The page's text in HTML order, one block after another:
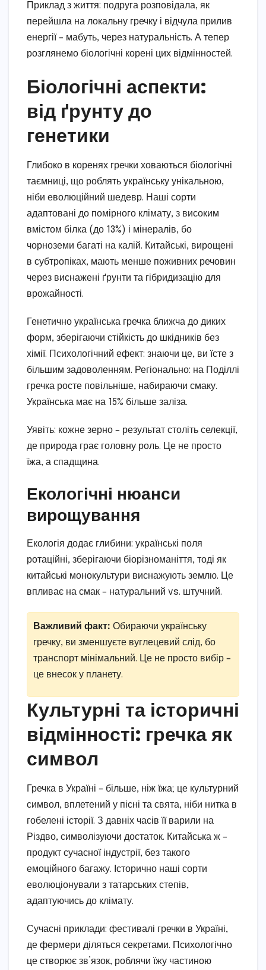
Приклад з життя: подруга розповідала, як
перейшла на локальну гречку і відчула прилив
енергії – мабуть, через натуральність. А тепер
розглянемо біологічні корені цих відмінностей.
Біологічні аспекти:
від ґрунту до
генетики
Глибоко в коренях гречки ховаються біологічні
таємниці, що роблять українську унікальною,
ніби еволюційний шедевр. Наші сорти
адаптовані до помірного клімату, з високим
вмістом білка (до 13%) і мінералів, бо
чорноземи багаті на калій. Китайські, вирощені
в субтропіках, мають менше поживних речовин
через виснажені ґрунти та гібридизацію для
врожайності.
Генетично українська гречка ближча до диких
форм, зберігаючи стійкість до шкідників без
хімії. Психологічний ефект: знаючи це, ви їсте з
більшим задоволенням. Регіонально: на Поділлі
гречка росте повільніше, набираючи смаку.
Українська має на 15% більше заліза.
Уявіть: кожне зерно – результат століть селекції,
де природа грає головну роль. Це не просто
їжа, а спадщина.
Екологічні нюанси
вирощування
Екологія додає глибини: українські поля
ротаційні, зберігаючи біорізноманіття, тоді як
китайські монокультури виснажують землю. Це
впливає на смак – натуральний vs. штучний.
Важливий факт: Обираючи українську
гречку, ви зменшуєте вуглецевий слід, бо
транспорт мінімальний. Це не просто вибір –
це внесок у планету.
Культурні та історичні
відмінності: гречка як
символ
Гречка в Україні – більше, ніж їжа; це культурний
символ, вплетений у пісні та свята, ніби нитка в
гобелені історії. З давніх часів її варили на
Різдво, символізуючи достаток. Китайська ж –
продукт сучасної індустрії, без такого
емоційного багажу. Історично наші сорти
еволюціонували з татарських степів,
адаптуючись до клімату.
Сучасні приклади: фестивалі гречки в Україні,
де фермери діляться секретами. Психологічно
це створює зв’язок, роблячи їжу частиною